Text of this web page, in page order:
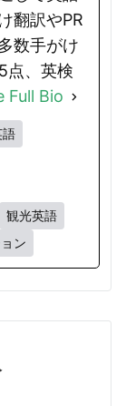
翻訳やPR
数手がけ
点、英検
Full Bio
語
観光英語
ン